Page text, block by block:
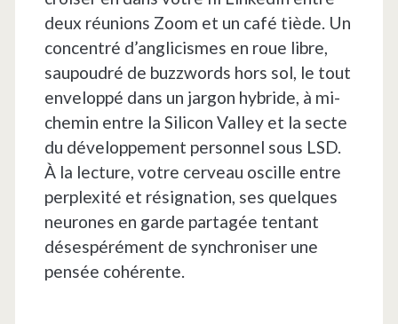
deux réunions Zoom et un café tiède. Un
concentré d’anglicismes en roue libre,
saupoudré de buzzwords hors sol, le tout
enveloppé dans un jargon hybride, à mi-
chemin entre la Silicon Valley et la secte
du développement personnel sous LSD.
À la lecture, votre cerveau oscille entre
perplexité et résignation, ses quelques
neurones en garde partagée tentant
désespérément de synchroniser une
pensée cohérente.